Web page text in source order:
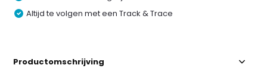
Altijd te volgen met een Track & Trace
Productomschrijving